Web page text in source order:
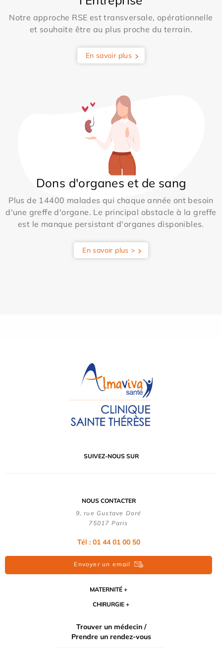
Notre approche RSE est transversale, opérationnelle
et souhaite être au plus proche du terrain.
En savoir plus
Dons d'organes et de sang
Plus de 14400 malades qui chaque année ont besoin
d'une greffe d'organe. Le principal obstacle à la greffe
est le manque persistant d'organes disponibles.
En savoir plus >
SUIVEZ-NOUS SUR
NOUS CONTACTER
9, rue Gustave Doré
75017 Paris
Tél : 01 44 01 00 50
Envoyer un email
MATERNITÉ
CHIRURGIE
Trouver un médecin /
Prendre un rendez-vous